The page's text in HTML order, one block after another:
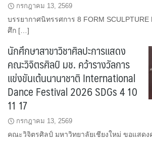
กรกฎาคม 13, 2569
บรรยากาศนิทรรศการ 8 FORM SCULPTURE
ศึก […]
นักศึกษาสาขาวิชาศิลปะการแสดง
คณะวิจิตรศิลป์ มช. คว้ารางวัลการ
แข่งขันเต้นนานาชาติ International
Dance Festival 2026 SDGs 4 10
11 17
กรกฎาคม 13, 2569
คณะวิจิตรศิลป์ มหาวิทยาลัยเชียงใหม่ ขอแสด